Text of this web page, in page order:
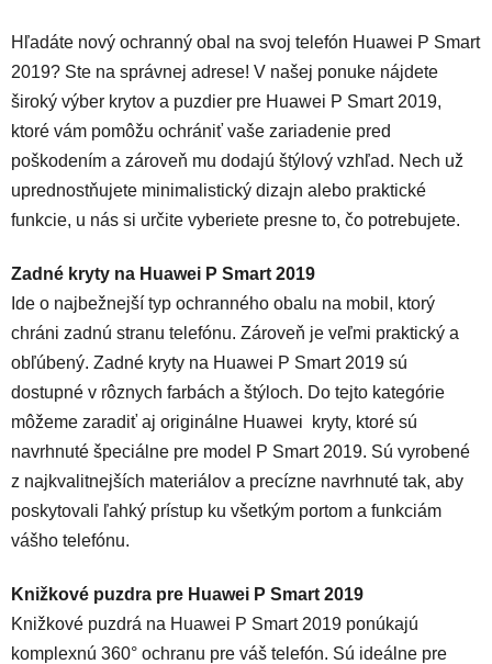
Hľadáte nový ochranný obal na svoj telefón Huawei P Smart
2019? Ste na správnej adrese! V našej ponuke nájdete
široký výber krytov a puzdier pre Huawei P Smart 2019,
ktoré vám pomôžu ochrániť vaše zariadenie pred
poškodením a zároveň mu dodajú štýlový vzhľad. Nech už
uprednostňujete minimalistický dizajn alebo praktické
funkcie, u nás si určite vyberiete presne to, čo potrebujete.
Zadné kryty na Huawei P Smart 2019
Ide o najbežnejší typ ochranného obalu na mobil, ktorý
chráni zadnú stranu telefónu. Zároveň je veľmi praktický a
obľúbený. Zadné kryty na Huawei P Smart 2019 sú
dostupné v rôznych farbách a štýloch. Do tejto kategórie
môžeme zaradiť aj originálne Huawei kryty, ktoré sú
navrhnuté špeciálne pre model P Smart 2019. Sú vyrobené
z najkvalitnejších materiálov a precízne navrhnuté tak, aby
poskytovali ľahký prístup ku všetkým portom a funkciám
vášho telefónu.
Knižkové puzdra pre Huawei P Smart 2019
Knižkové puzdrá na Huawei P Smart 2019 ponúkajú
komplexnú 360° ochranu pre váš telefón. Sú ideálne pre